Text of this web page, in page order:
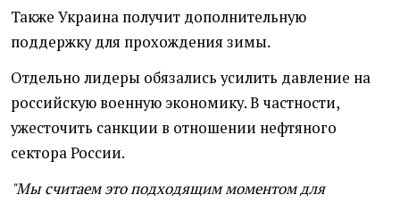
Также Украина получит дополнительную
поддержку для прохождения зимы.
Отдельно лидеры обязались усилить давление на
российскую военную экономику. В частности,
ужесточить санкции в отношении нефтяного
сектора России.
"Мы считаем это подходящим моментом для